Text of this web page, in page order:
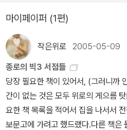
명 대부분이 일리가 있는 이야기이지
책 한권에 걸쳐 풀이를 하고 당위성
명하는 스타일 이외의 코딩스타일에
있다.노골적으로 표현하지는 않았지
하는 냄새가 난다는 얘기다.저자가
어를 기준으로 설명하고 있는데개인
스타일보다는C언어 자체가 여러스타
제공하는 것이 더 큰 문제라고 본다.
마이페이퍼 (1편)
작은위로 2005-05-09
종로의 빅3 서점들
당장 필요한 책이 있어서, (그러니까
간이 없는 것은 모두 위로의 게으름
요한 책 목록을 적어서 집을 나서서
보문고에 가려고 했드랬다.다른 책은